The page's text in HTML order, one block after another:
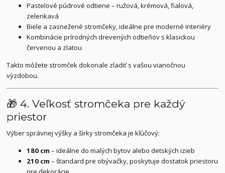
Pastelové púdrové odtiene – ružová, krémová, fialová,
zelenkavá
Biele a zasnežené stromčeky, ideálne pre moderné interiéry
Kombinácie prírodných drevených odtieňov s klasickou
červenou a zlatou
Takto môžete stromček dokonale zladiť s vašou vianočnou
výzdobou.
🎁 4. Veľkosť stromčeka pre každý
priestor
Výber správnej výšky a šírky stromčeka je kľúčový:
180 cm – ideálne do malých bytov alebo detských izieb
210 cm – štandard pre obývačky, poskytuje dostatok priestoru